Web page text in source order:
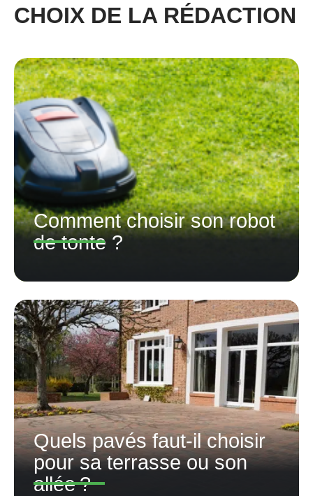
CHOIX DE LA RÉDACTION
Comment choisir son robot
de tonte ?
Quels pavés faut-il choisir
pour sa terrasse ou son
allée ?